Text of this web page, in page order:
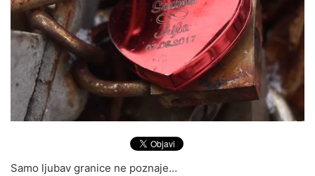
Samo ljubav granice ne poznaje…